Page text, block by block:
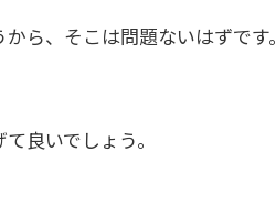
ら、そこは問題ないはずです。
良いでしょう。